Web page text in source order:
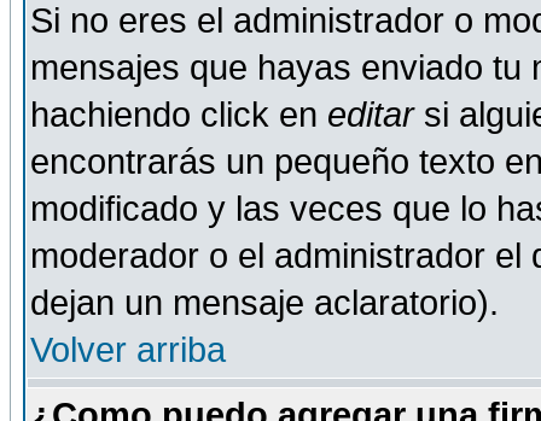
Si no eres el administrador o
mensajes que hayas enviado tu
hachiendo click en editarsi
encontrarás un pequeño texto
modificado y las veces que lo
moderador o el administrador
dejan un mensaje aclaratorio).
Volver arriba